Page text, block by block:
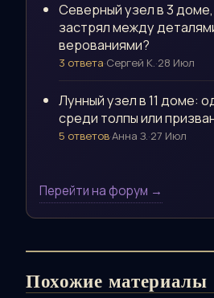
Северный узел в 3
застрял между
верованиями?
3 ответа·Сергей К.·28 Июл
Лунный узел в 11 доме:
среди толпы или
5 ответов·Анна З.·27 Июл
Перейти на форум →
Похожие материалы